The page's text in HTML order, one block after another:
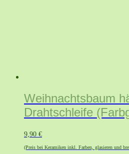
Weihnachtsbaum
Drahtschleife
9,90 €
(Preis bei Keramiken inkl. Farben, glasieren und